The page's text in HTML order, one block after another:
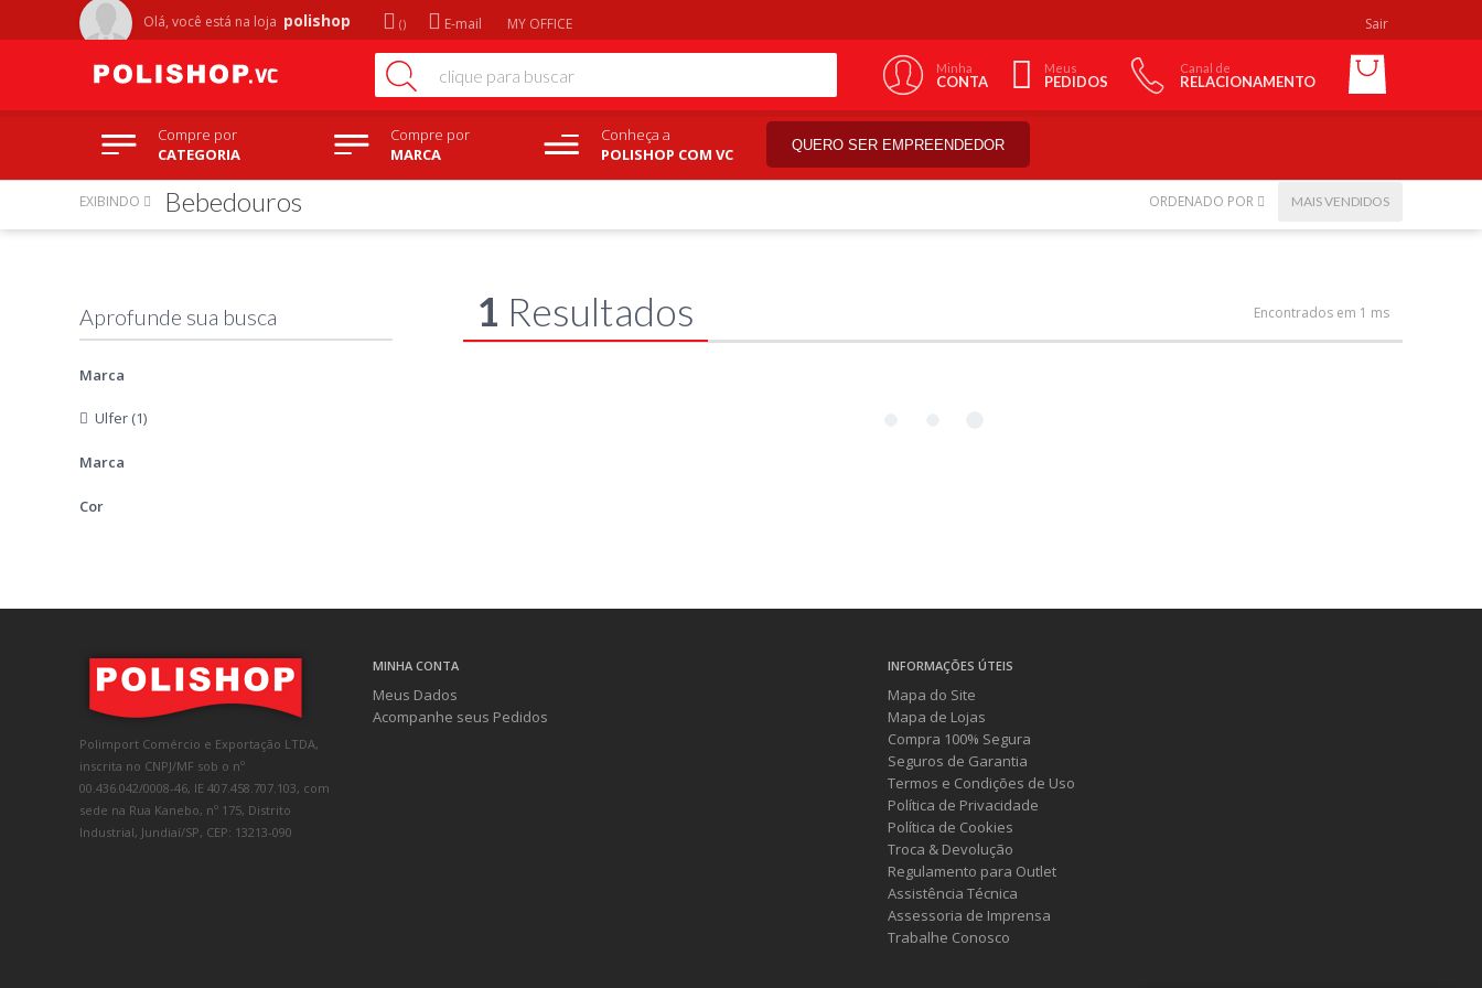
Olá, você está na loja polishop E-mail MY OFFICE Sair
Minha
CONTA
Meus
PEDIDOS
Canal de
RELACIONAMENTO
Compre por
CATEGORIA
Compre por
MARCA
Conheça a
POLISHOP COM VC
QUERO SER EMPREENDEDOR
Marca
Ulfer (1)
Marca
Cor
EXIBINDO Bebedouros ORDENADO POR MAIS VENDIDOS
1 Resultados Encontrados em 1 ms
Polimport Comércio e Exportação LTDA,
inscrita no CNPJ/MF sob o nº
00.436.042/0008-46, IE 407.458.707.103, com
sede na Rua Kanebo, nº 175, Distrito
Industrial, Jundiaí/SP, CEP: 13213-090
MINHA CONTA
Meus Dados
Acompanhe seus Pedidos
INFORMAÇÕES ÚTEIS
Mapa do Site
Mapa de Lojas
Compra 100% Segura
Seguros de Garantia
Termos e Condições de Uso
Política de Privacidade
Política de Cookies
Troca & Devolução
Regulamento para Outlet
Assistência Técnica
Assessoria de Imprensa
Trabalhe Conosco